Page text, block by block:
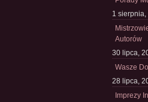
1 sierpnia,
Autorów
30 lipca,
Wasze
28 lipca,
Imprezy